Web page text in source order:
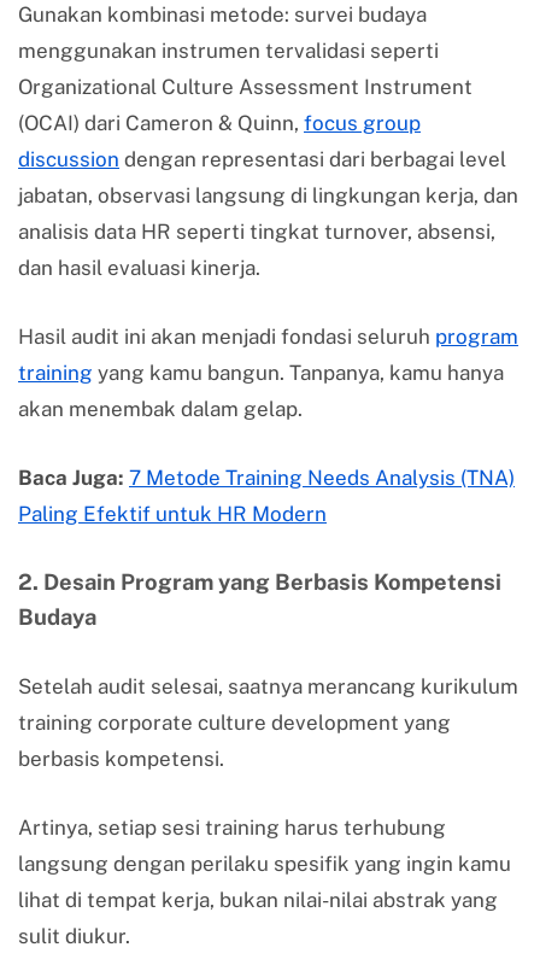
Gunakan kombinasi metode: survei budaya
menggunakan instrumen tervalidasi seperti
Organizational Culture Assessment Instrument
(OCAI) dari Cameron & Quinn, focus group
discussion dengan representasi dari berbagai level
jabatan, observasi langsung di lingkungan kerja, dan
analisis data HR seperti tingkat turnover, absensi,
dan hasil evaluasi kinerja.
Hasil audit ini akan menjadi fondasi seluruh program
training yang kamu bangun. Tanpanya, kamu hanya
akan menembak dalam gelap.
Baca Juga: 7 Metode Training Needs Analysis (TNA)
Paling Efektif untuk HR Modern
2. Desain Program yang Berbasis Kompetensi
Budaya
Setelah audit selesai, saatnya merancang kurikulum
training corporate culture development yang
berbasis kompetensi.
Artinya, setiap sesi training harus terhubung
langsung dengan perilaku spesifik yang ingin kamu
lihat di tempat kerja, bukan nilai-nilai abstrak yang
sulit diukur.